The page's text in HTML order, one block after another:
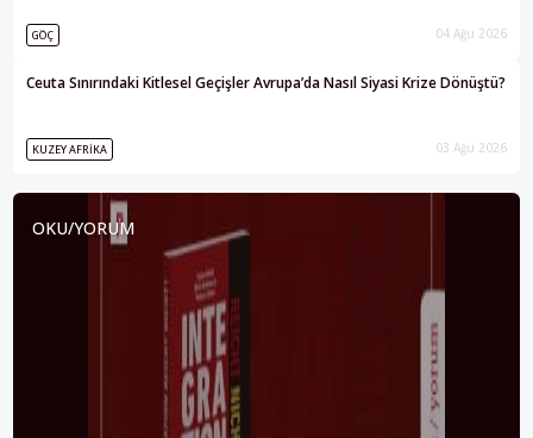
GÖÇ 04 Ağu 2026
Ceuta Sınırındaki Kitlesel Geçişler Avrupa’da Nasıl Siyasi Krize Dönüştü?
KUZEY AFRIKA 03 Ağu 2026
OKU/YORUM